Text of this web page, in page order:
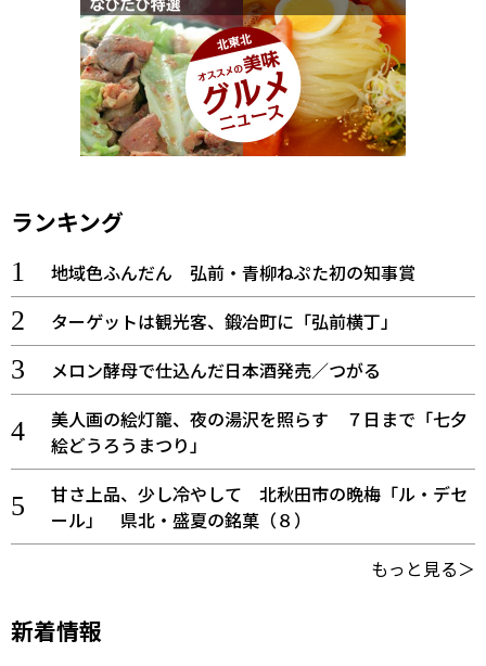
ランキング
地域色ふんだん 弘前・青柳ねぷた初の知事賞
ターゲットは観光客、鍛冶町に「弘前横丁」
メロン酵母で仕込んだ日本酒発売／つがる
美人画の絵灯籠、夜の湯沢を照らす ７日まで「七夕
絵どうろうまつり」
甘さ上品、少し冷やして 北秋田市の晩梅「ル・デセ
ール」 県北・盛夏の銘菓（８）
もっと見る＞
新着情報